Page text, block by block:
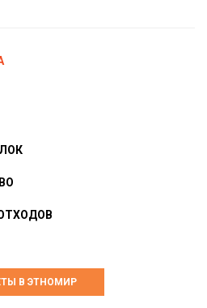
В ЭТНОМИР